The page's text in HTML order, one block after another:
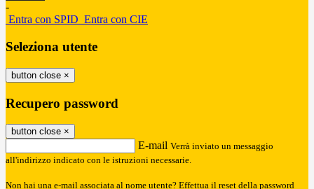
-
Entra con SPID Entra con CIE
Seleziona utente
button close ×
Recupero password
button close ×
E-mail Verrà inviato un messaggio
all'indirizzo indicato con le istruzioni necessarie.
Non hai una e-mail associata al nome utente? Effettua il reset della password